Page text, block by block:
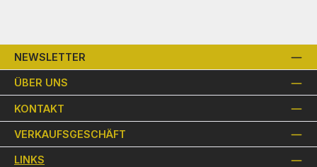
NEWSLETTER
ÜBER UNS
KONTAKT
VERKAUFSGESCHÄFT
LINKS